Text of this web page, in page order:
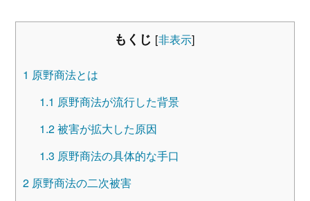
もくじ [非表示]
1 原野商法とは
1.1 原野商法が流行した背景
1.2被害が拡大した原因
1.3 原野商法の具体的な手口
2原野商法の二次被害